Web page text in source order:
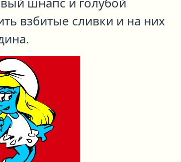
взбитые сливки и на них